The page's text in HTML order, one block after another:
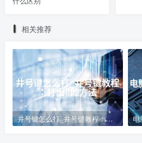
相关推荐
井号键怎么打_井号键教程：打出#的方法